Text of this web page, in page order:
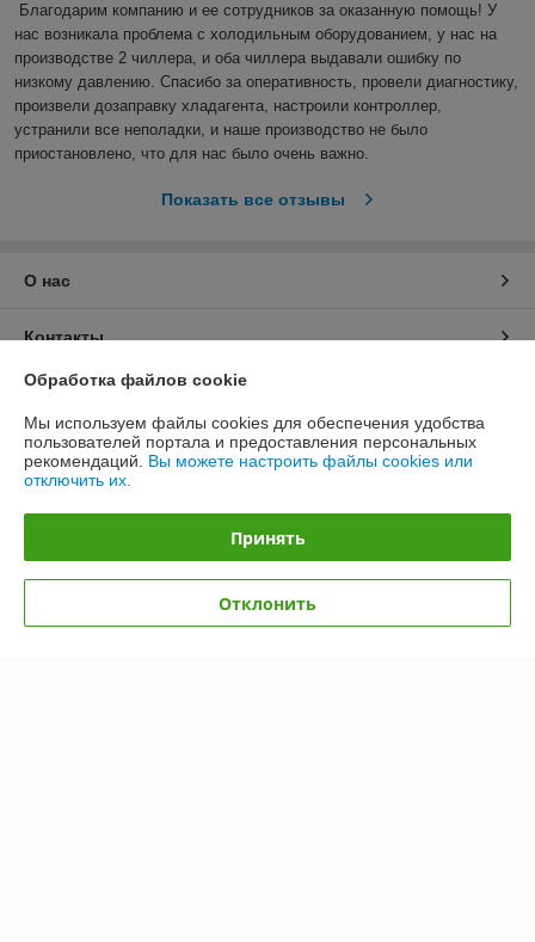
Благодарим компанию и ее сотрудников за оказанную помощь! У
нас возникала проблема с холодильным оборудованием, у нас на
производстве 2 чиллера, и оба чиллера выдавали ошибку по
низкому давлению. Спасибо за оперативность, провели диагностику,
произвели дозаправку хладагента, настроили контроллер,
устранили все неполадки, и наше производство не было
приостановлено, что для нас было очень важно.
Показать все отзывы
О нас
Контакты
Доставка и оплата
График работы
Политика обработки cookies
Обработка файлов cookie
Мы используем файлы cookies для обеспечения удобства
пользователей портала и предоставления персональных
рекомендаций. Вы можете настроить файлы cookies или
отключить их.
Принять
Отклонить